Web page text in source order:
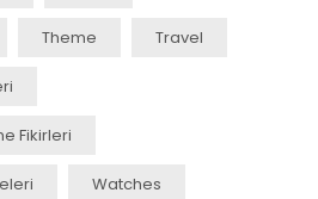
Theme Travel
Fikirleri
Watches